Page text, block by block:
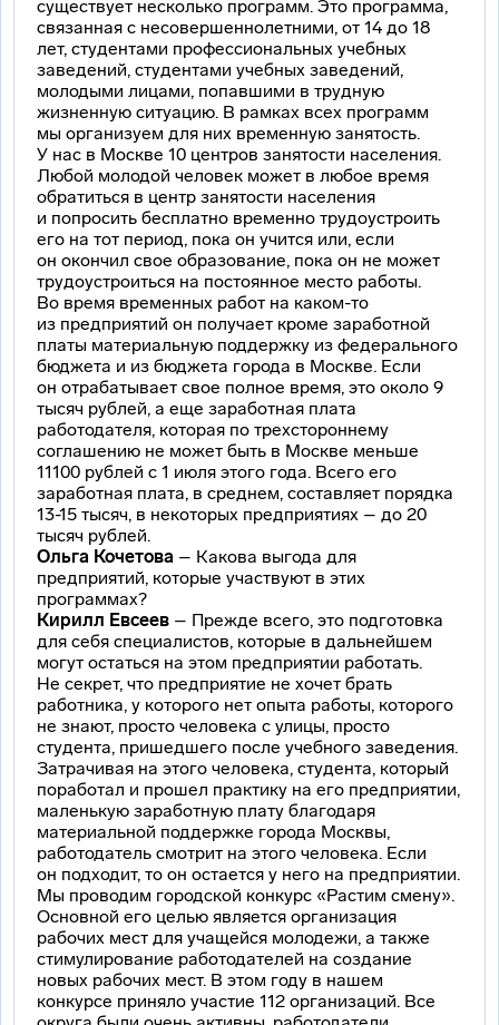
существует несколько программ. Это программа,
связанная с несовершеннолетними, от 14 до 18
лет, студентами профессиональных учебных
заведений, студентами учебных заведений,
молодыми лицами, попавшими в трудную
жизненную ситуацию. В рамках всех программ
мы организуем для них временную занятость.
У нас в Москве 10 центров занятости населения.
Любой молодой человек может в любое время
обратиться в центр занятости населения
и попросить бесплатно временно трудоустроить
его на тот период, пока он учится или, если
он окончил свое образование, пока он не может
трудоустроиться на постоянное место работы.
Во время временных работ на каком-то
из предприятий он получает кроме заработной
платы материальную поддержку из федерального
бюджета и из бюджета города в Москве. Если
он отрабатывает свое полное время, это около 9
тысяч рублей, а еще заработная плата
работодателя, которая по трехстороннему
соглашению не может быть в Москве меньше
11100 рублей с 1 июля этого года. Всего его
заработная плата, в среднем, составляет порядка
13-15 тысяч, в некоторых предприятиях – до 20
тысяч рублей.
Ольга Кочетова – Какова выгода для
предприятий, которые участвуют в этих
программах?
Кирилл Евсеев – Прежде всего, это подготовка
для себя специалистов, которые в дальнейшем
могут остаться на этом предприятии работать.
Не секрет, что предприятие не хочет брать
работника, у которого нет опыта работы, которого
не знают, просто человека с улицы, просто
студента, пришедшего после учебного заведения.
Затрачивая на этого человека, студента, который
поработал и прошел практику на его предприятии,
маленькую заработную плату благодаря
материальной поддержке города Москвы,
работодатель смотрит на этого человека. Если
он подходит, то он остается у него на предприятии.
Мы проводим городской конкурс «Растим смену».
Основной его целью является организация
рабочих мест для учащейся молодежи, а также
стимулирование работодателей на создание
новых рабочих мест. В этом году в нашем
конкурсе приняло участие 112 организаций. Все